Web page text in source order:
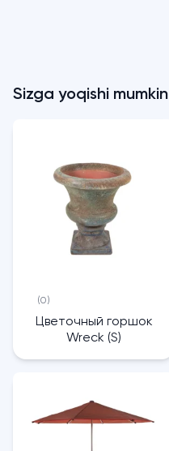
Sizga yoqishi mumkin
(0)
Цветочный горшок
Wreck (S)